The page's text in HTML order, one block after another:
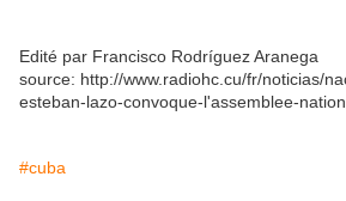
Edité par Francisco Rodríguez Aranega
source: http://www.radiohc.cu/fr/noticias/
esteban-lazo-convoque-l'assemblee-
#cuba